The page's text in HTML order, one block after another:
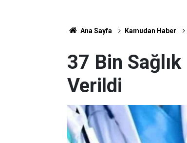
Ana Sayfa Kamudan Haber
37 Bin
Verildi